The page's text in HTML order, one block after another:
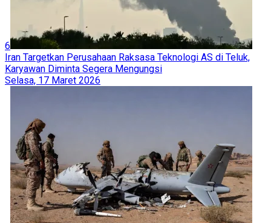
Pemecatan Karim Khan: Titik Balik atau Kemunduran bagi
Mahkamah Pidana Internasional?
Ahad, 26 Juli 2026